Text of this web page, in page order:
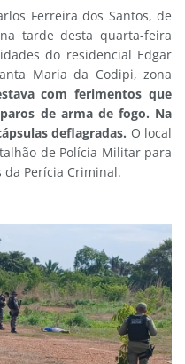
Ferreira dos Santos, de
tarde desta quarta-feira
do residencial Edgar
Maria da Codipi, zona
com ferimentos que
de arma de fogo. Na
deflagradas. O local
de Polícia Militar para
Perícia Criminal.